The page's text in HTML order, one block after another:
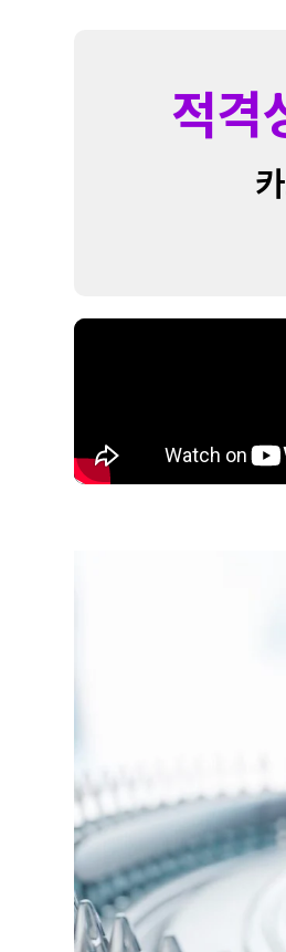
적격